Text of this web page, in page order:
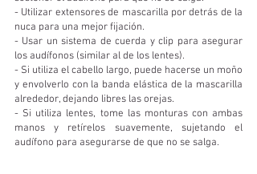
- Utilizar extensores de mascarilla por detrás de la
nuca para una mejor fijación.
- Usar un sistema de cuerda y clip para asegurar
los audífonos (similar al de los lentes).
- Si utiliza el cabello largo, puede hacerse un moño
y envolverlo con la banda elástica de la mascarilla
alrededor, dejando libres las orejas.
- Si utiliza lentes, tome las monturas con ambas
manos y retírelos suavemente, sujetando el
audífono para asegurarse de que no se salga.